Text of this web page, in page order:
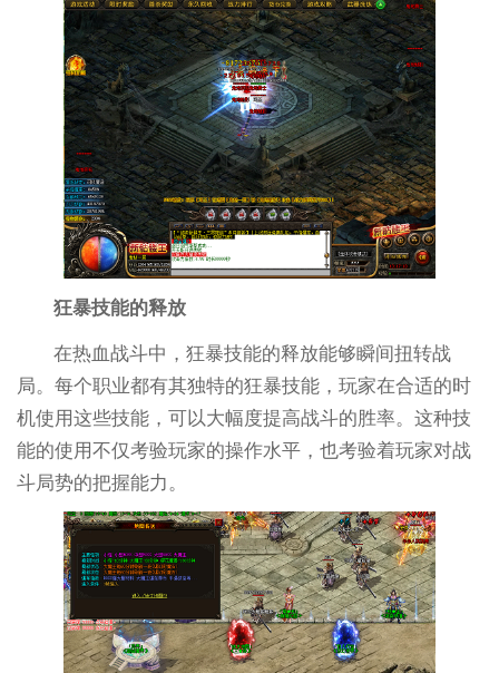
狂暴技能的释放
在热血战斗中，狂暴技能的释放能够瞬间扭转战
局。每个职业都有其独特的狂暴技能，玩家在合适的时
机使用这些技能，可以大幅度提高战斗的胜率。这种技
能的使用不仅考验玩家的操作水平，也考验着玩家对战
斗局势的把握能力。